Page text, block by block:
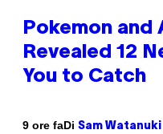
Pokemon and
Revealed 12
You to Catch
9 ore faDi Sam Watanuki